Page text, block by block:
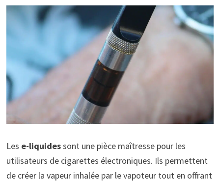
Les e-liquidessont une pièce maîtresse pour les
utilisateurs de cigarettes électroniques. Ils permettent
de créer la vapeur inhalée par le vapoteur tout en offrant